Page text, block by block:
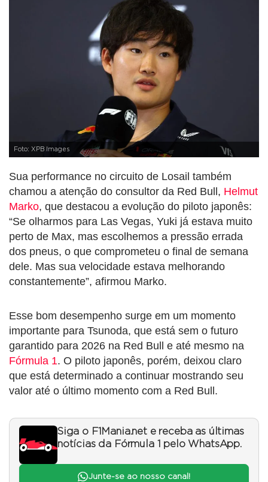
Foto: XPB Images
Sua performance no circuito de Losail também
chamou a atenção do consultor da Red Bull, Helmut
Marko, que destacou a evolução do piloto japonês:
“Se olharmos para Las Vegas, Yuki já estava muito
perto de Max, mas escolhemos a pressão errada
dos pneus, o que comprometeu o final de semana
dele. Mas sua velocidade estava melhorando
constantemente”, afirmou Marko.
Esse bom desempenho surge em um momento
importante para Tsunoda, que está sem o futuro
garantido para 2026 na Red Bull e até mesmo na
Fórmula 1. O piloto japonês, porém, deixou claro
que está determinado a continuar mostrando seu
valor até o último momento com a Red Bull.
Siga o F1Mania.net e receba as últimas
notícias da Fórmula 1 pelo WhatsApp.
Junte-se ao nosso canal!